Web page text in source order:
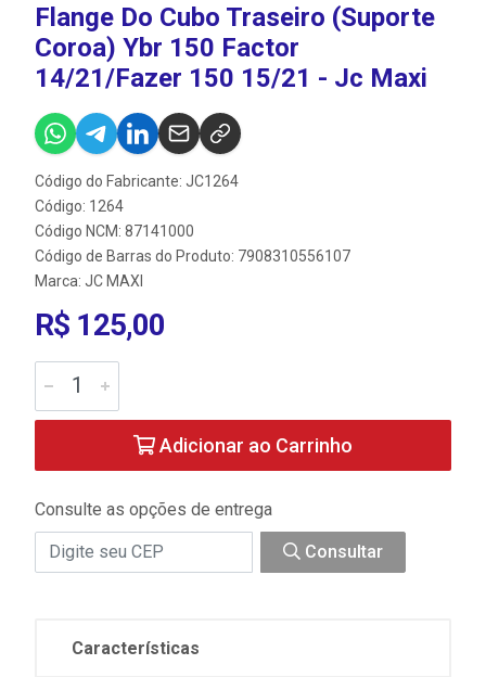
Flange Do Cubo Traseiro (Suporte
Coroa) Ybr 150 Factor
14/21/Fazer 150 15/21 - Jc Maxi
Código do Fabricante: JC1264
Código: 1264
Código NCM: 87141000
Código de Barras do Produto: 7908310556107
Marca: JC MAXI
R$ 125,00
Adicionar ao Carrinho
Consulte as opções de entrega
Consultar
Características